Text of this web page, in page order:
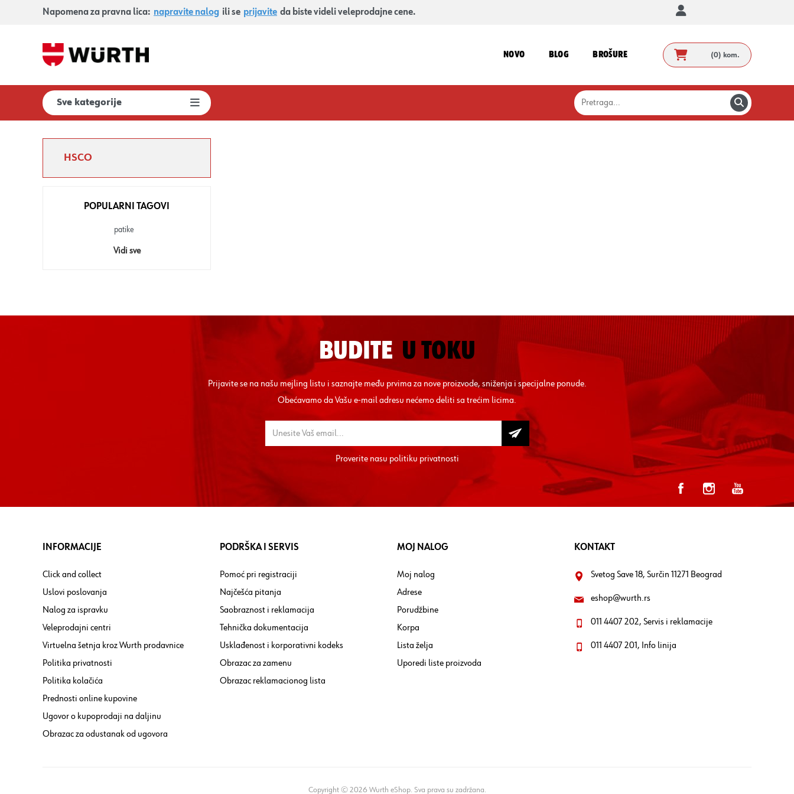
Napomena za pravna lica: napravite nalog ili se prijavite da biste videli veleprodajne cene.
NOVO BLOG BROŠURE (0) kom.
Sve kategorije
HSCO
POPULARNI TAGOVI
patike
Vidi sve
BUDITE U TOKU
Prijavite se na našu mejling listu i saznajte među prvima za nove proizvode, sniženja i specijalne ponude.
Obećavamo da Vašu e-mail adresu nećemo deliti sa trećim licima.
Proverite nasupolitiku privatnosti
INFORMACIJE
Click and collect
Uslovi poslovanja
Nalog za ispravku
Veleprodajni centri
Virtuelna šetnja kroz Wurth prodavnice
Politika privatnosti
Politika kolačića
Prednosti online kupovine
Ugovor o kupoprodaji na daljinu
Obrazac za odustanak od ugovora
PODRŠKA I SERVIS
Pomoć pri registraciji
Najčešća pitanja
Saobraznost i reklamacija
Tehnička dokumentacija
Usklađenost i korporativni kodeks
Obrazac za zamenu
Obrazac reklamacionog lista
MOJ NALOG
Moj nalog
Adrese
Porudžbine
Korpa
Lista želja
Uporedi liste proizvoda
KONTAKT
Svetog Save 18, Surčin 11271 Beograd
eshop@wurth.rs
011 4407 202, Servis i reklamacije
011 4407 201, Info linija
Copyright © 2026 Wurth eShop. Sva prava su zadržana.